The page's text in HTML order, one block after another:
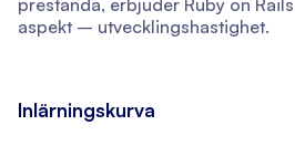
aspekt – utvecklingshastighet.
Inlärningskurva